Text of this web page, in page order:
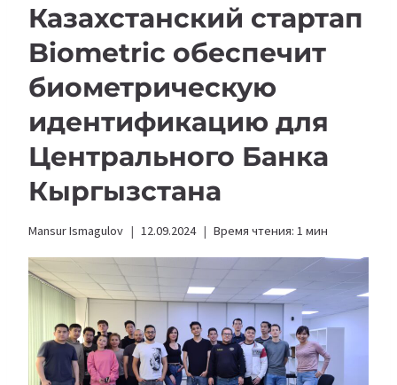
Казахстанский стартап
Biometric обеспечит
биометрическую
идентификацию для
Центрального Банка
Кыргызстана
Mansur Ismagulov 12.09.2024 Время чтения: 1 мин